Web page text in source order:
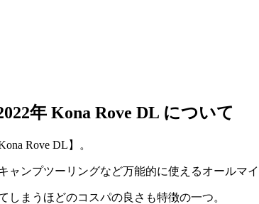
年 Kona Rove DL について
Rove DL】。
ンプツーリングなど万能的に使えるオールマイ
まうほどのコスパの良さも特徴の一つ。